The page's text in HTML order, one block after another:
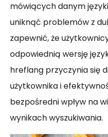
mówiących danym
uniknąć problemów z
zapewnić, że
odpowiednią wersję
hreflang przyczynia się
użytkownika i
bezpośredni wpływ na
wynikach wyszukiwania.